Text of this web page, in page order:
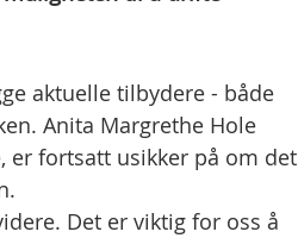
aktuelle tilbydere - både
Anita Margrethe Hole
fortsatt usikker på om det
Det er viktig for oss å